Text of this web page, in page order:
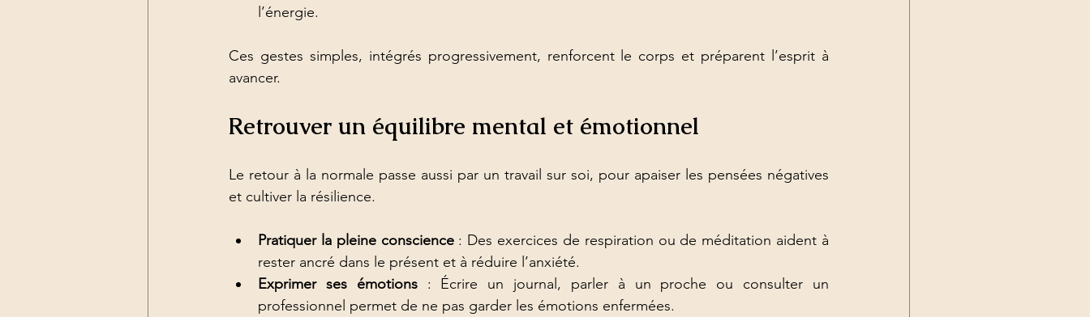
l’énergie.
Ces gestes simples, intégrés progressivement, renforcent le corps et préparent l’esprit à
avancer.
Retrouver un équilibre mental et émotionnel
Le retour à la normale passe aussi par un travail sur soi, pour apaiser les pensées négatives
et cultiver la résilience.
Pratiquer la pleine conscience : Des exercices de respiration ou de méditation aident à
rester ancré dans le présent et à réduire l’anxiété.
Exprimer ses émotions : Écrire un journal, parler à un proche ou consulter un
professionnel permet de ne pas garder les émotions enfermées.